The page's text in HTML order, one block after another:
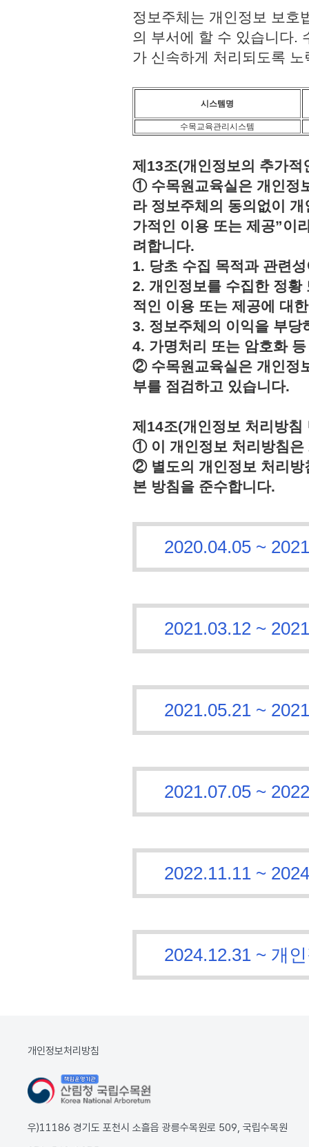
정보주체는 개인정보 보호
의 부서에 할 수 있습니다.
가 신속하게 처리되도록
시스템명
수목교육관리시스템
제13조(개인정보의 추가적
① 수목원교육실은 개인정
라 정보주체의 동의없이
가적인 이용 또는 제공”이
려합니다.
1. 당초 수집 목적과 관련
2. 개인정보를 수집한 정황
적인 이용 또는 제공에 대
3. 정보주체의 이익을 부당
4. 가명처리 또는 암호화
② 수목원교육실은 개인정
부를 점검하고 있습니다.
제14조(개인정보 처리방침
① 이 개인정보 처리방침은
② 별도의 개인정보 처리방
본 방침을 준수합니다.
2020.04.05 ~
2021.03.12 ~
2021.05.21 ~
2021.07.05 ~
2022.11.11 ~
2024.12.31 ~ 개
개인정보처리방침
우)11186 경기도 포천시 소흘읍 광릉수목원로 509, 국립수목원